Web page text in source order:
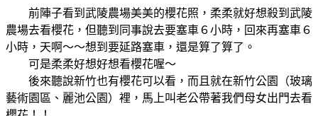
前陣子看到武陵農場美美的櫻花照，柔柔就好想殺到武陵
農場去看櫻花，但聽到同事說去要塞車６小時，回來再塞車６
小時，天啊～～想到要延路塞車，還是算了算了。
可是柔柔好想好想看櫻花喔～
後來聽說新竹也有櫻花可以看，而且就在新竹公園（玻璃
藝術園區、麗池公園）裡，馬上叫老公帶著我們母女出門去看